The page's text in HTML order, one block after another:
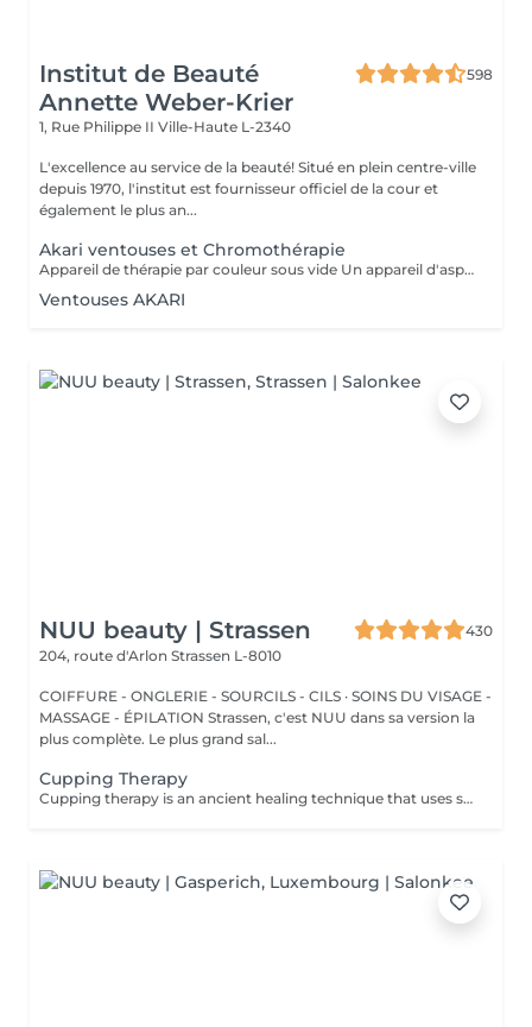
Institut de Beauté
Annette Weber-Krier
598
1, Rue Philippe II Ville-Haute L-2340
L'excellence au service de la beauté! Situé en plein centre-ville
depuis 1970, l'institut est fournisseur officiel de la cour et
également le plus an...
Akari ventouses et Chromothérapie
Appareil de thérapie par couleur sous vide Un appareil d'aspiration - complété avec 21 couleurs (barre de couleurs Akari). APPLICATIONS En cosmétique, en massage, en physiothérapie et dans le domaine médical. AVANTAGE En raison du vide, de la levée sans pression, la circulation sanguine et la lymphe sont stimulées. Ce vide est constant, finement contrôlé et réglable. Il a un train doux. Cela signifie qu'il peut également être utilisé sur les zones les plus sensibles - cicatrices, contour des yeux, lèvres, zones douloureuses ... APPLICATIONS POSSIBLES EN COSMÉTIQUE, Pour resserrer et affiner le visage (rides autour des yeux et des lèvres), cou et décolleté les bras supérieurs , ventre , hanche , cellulite DANS LE MASSAGE, drainage , réflexologie , tissu conjonctif, le drainage lymphatique , compensation des méridiens , dans les blessures sportives Pour le post-traitement des opérations faciales Possibilité d'utiliser une pyramide de cristal de roche pour faire des stimulations de couleur.
Ventouses AKARI
NUU beauty | Strassen
430
204, route d'Arlon Strassen L-8010
COIFFURE - ONGLERIE - SOURCILS - CILS · SOINS DU VISAGE -
MASSAGE - ÉPILATION Strassen, c'est NUU dans sa version la
plus complète. Le plus grand sal...
Cupping Therapy
Cupping therapy is an ancient healing technique that uses special cups to create gentle suction on the skin. This suction promotes blood flow, relieves muscle tension, reduces inflammation, and supports deep relaxation. The treatment can help release toxins, improve circulation, and ease chronic pain or stiffness. *Please note that cupping therapy could just be added to a massage service with includes back massage.